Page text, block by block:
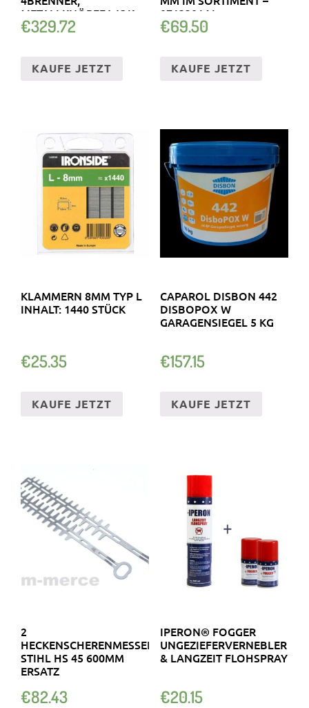
METALLKNÖPFE WOK
4KW + AUFSATZ
€329.72
KAUFE JETZT
071330141
€69.50
KAUFE JETZT
KLAMMERN 8MM TYP L
INHALT: 1440 STÜCK
€25.35
KAUFE JETZT
CAPAROL DISBON 442
DISBOPOX W
GARAGENSIEGEL 5 KG
€157.15
KAUFE JETZT
2
HECKENSCHERENMESSER
STIHL HS 45 600MM
ERSATZ
€82.43
IPERON® FOGGER
UNGEZIEFERVERNEBLER
& LANGZEIT FLOHSPRAY
€20.15